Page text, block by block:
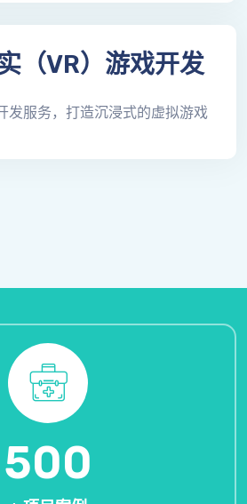
（VR）游戏开发
发服务，打造沉浸式的虚拟游戏
500